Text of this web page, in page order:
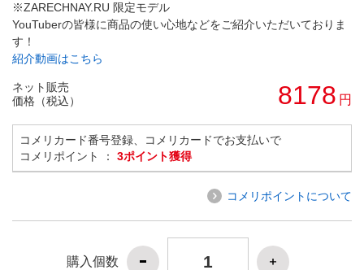
※ZARECHNAY.RU 限定モデル
YouTuberの皆様に商品の使い心地などをご紹介いただいておりま
す！
紹介動画はこちら
ネット販売
価格（税込）
8178 円
コメリカード番号登録、コメリカードでお支払いで
コメリポイント ： 3ポイント獲得
コメリポイントについて
購入個数